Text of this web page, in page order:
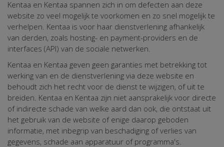
Kentaa en Kentaa spannen zich in om defecten aan deze
website zo veel mogelijk te voorkomen en zo snel mogelijk te
verhelpen. Kentaa is voor haar dienstverlening afhankelijk
van derden, zoals hosting- en payment-providers en de
interfaces (API) van de sociale netwerken.
Kentaa en Kentaa geven geen garanties met betrekking tot
werking van en de dienstverlening via deze website en
behoudt zich het recht voor de dienst te wijzigen, of uit te
breiden. Kentaa en Kentaa zijn niet aansprakelijk voor directe
of indirecte schade van welke aard dan ook, die ontstaat uit
het gebruik van de website of enige daarop geboden
informatie, met inbegrip van beschadiging of verlies van
gegevens, schade aan apparatuur of programma's.